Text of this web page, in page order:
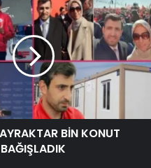
BİN KONUT
BAĞIŞLADIK